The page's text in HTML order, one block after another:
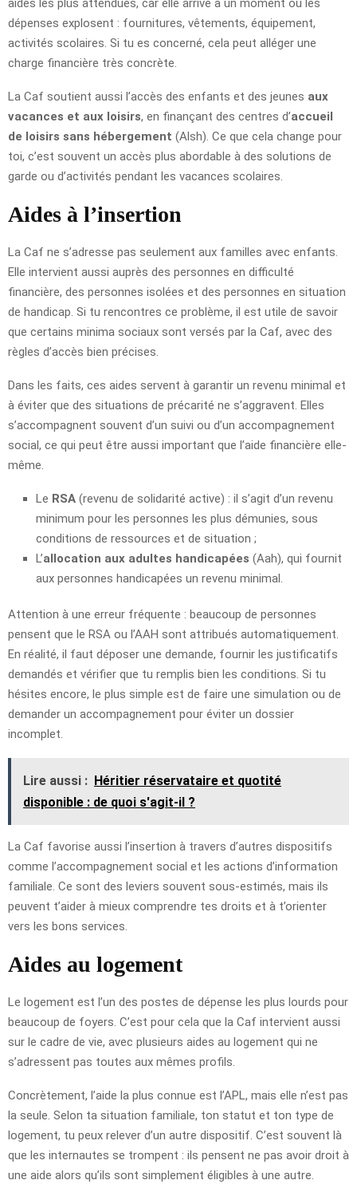
dépenses explosent : fournitures, vêtements, équipement,
activités scolaires. Si tu es concerné, cela peut alléger une
charge financière très concrète.
La Caf soutient aussi l’accès des enfants et des jeunes aux
vacances et aux loisirs, en finançant des centres d’accueil
de loisirs sans hébergement (Alsh). Ce que cela change pour
toi, c’est souvent un accès plus abordable à des solutions de
garde ou d’activités pendant les vacances scolaires.
Aides à l’insertion
La Caf ne s’adresse pas seulement aux familles avec enfants.
Elle intervient aussi auprès des personnes en difficulté
financière, des personnes isolées et des personnes en situation
de handicap. Si tu rencontres ce problème, il est utile de savoir
que certains minima sociaux sont versés par la Caf, avec des
règles d’accès bien précises.
Dans les faits, ces aides servent à garantir un revenu minimal et
à éviter que des situations de précarité ne s’aggravent. Elles
s’accompagnent souvent d’un suivi ou d’un accompagnement
social, ce qui peut être aussi important que l’aide financière elle-
même.
Le RSA (revenu de solidarité active) : il s’agit d’un revenu
minimum pour les personnes les plus démunies, sous
conditions de ressources et de situation ;
L’allocation aux adultes handicapées (Aah), qui fournit
aux personnes handicapées un revenu minimal.
Attention à une erreur fréquente : beaucoup de personnes
pensent que le RSA ou l’AAH sont attribués automatiquement.
En réalité, il faut déposer une demande, fournir les justificatifs
demandés et vérifier que tu remplis bien les conditions. Si tu
hésites encore, le plus simple est de faire une simulation ou de
demander un accompagnement pour éviter un dossier
incomplet.
Lire aussi : Héritier réservataire et quotité
disponible : de quoi s'agit-il ?
La Caf favorise aussi l’insertion à travers d’autres dispositifs
comme l’accompagnement social et les actions d’information
familiale. Ce sont des leviers souvent sous-estimés, mais ils
peuvent t’aider à mieux comprendre tes droits et à t’orienter
vers les bons services.
Aides au logement
Le logement est l’un des postes de dépense les plus lourds pour
beaucoup de foyers. C’est pour cela que la Caf intervient aussi
sur le cadre de vie, avec plusieurs aides au logement qui ne
s’adressent pas toutes aux mêmes profils.
Concrètement, l’aide la plus connue est l’APL, mais elle n’est pas
la seule. Selon ta situation familiale, ton statut et ton type de
logement, tu peux relever d’un autre dispositif. C’est souvent là
que les internautes se trompent : ils pensent ne pas avoir droit à
une aide alors qu’ils sont simplement éligibles à une autre.